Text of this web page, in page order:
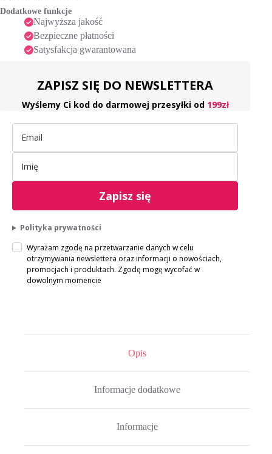
:Dodatkowe funkcje
Najwyższa jakość
Bezpieczne płatności
Satysfakcja gwarantowana
ZAPISZ SIĘ DO NEWSLETTERA
Wyślemy Ci kod do darmowej przesyłki od 199zł
Zapisz się
Polityka prywatności
Wyrażam zgodę na przetwarzanie danych w celu
otrzymywania newslettera oraz informacji o nowościach,
promocjach i produktach. Zgodę mogę wycofać w
dowolnym momencie
Opis
Informacje dodatkowe
Informacje